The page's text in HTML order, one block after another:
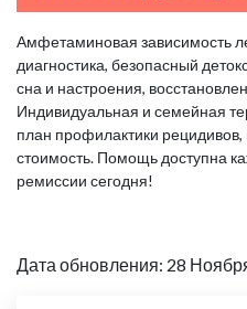
Амфетаминовая зависимость
диагностика, безопасный
сна и настроения,
Индивидуальная и семейная
план профилактики
стоимость. Помощь доступна
ремиссии сегодня!
Дата обновления: 28